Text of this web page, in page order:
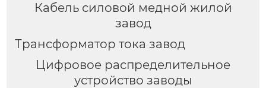
Кабель силовой медной жилой
завод
Трансформатор тока завод
Цифровое распределительное
устройство заводы